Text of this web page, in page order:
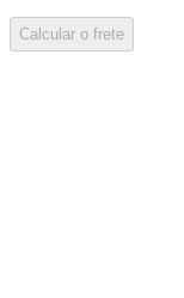
Calcular o frete